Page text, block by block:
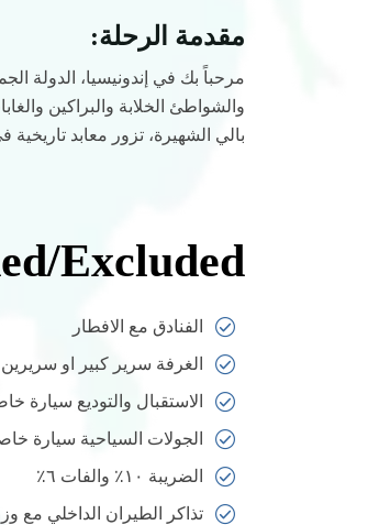
مقدمة الرحلة:
مرحباً بك في إندونيسيا، الدولة
بالي الشهيرة، تزور معابد
Excluded
الفنادق مع الافطار
الغرفة سرير كبير او
الاستقبال والتوديع سيارة
الجولات السياحية سيارة
الضريبة ١٠٪ والفات ٦٪
تذاكر الطيران الداخلي مع وزن 20 كيلو لكل